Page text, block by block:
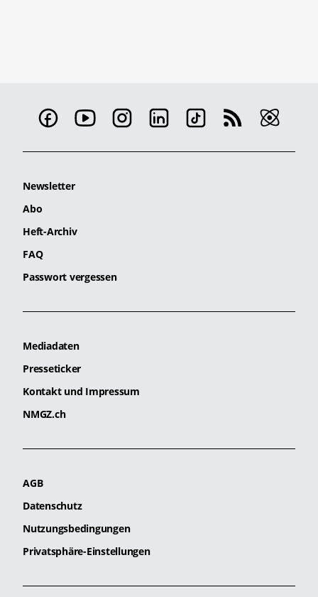
Newsletter
Abo
Heft-Archiv
FAQ
Passwort vergessen
Mediadaten
Presseticker
Kontakt und Impressum
NMGZ.ch
AGB
Datenschutz
Nutzungsbedingungen
Privatsphäre-Einstellungen